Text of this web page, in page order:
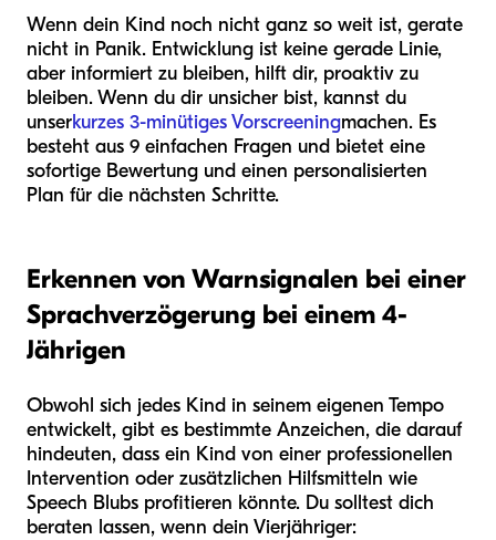
Wenn dein Kind noch nicht ganz so weit ist, gerate
nicht in Panik. Entwicklung ist keine gerade Linie,
aber informiert zu bleiben, hilft dir, proaktiv zu
bleiben. Wenn du dir unsicher bist, kannst du
unserkurzes 3-minütiges Vorscreeningmachen. Es
besteht aus 9 einfachen Fragen und bietet eine
sofortige Bewertung und einen personalisierten
Plan für die nächsten Schritte.
Erkennen von Warnsignalen bei einer
Sprachverzögerung bei einem 4-
Jährigen
Obwohl sich jedes Kind in seinem eigenen Tempo
entwickelt, gibt es bestimmte Anzeichen, die darauf
hindeuten, dass ein Kind von einer professionellen
Intervention oder zusätzlichen Hilfsmitteln wie
Speech Blubs profitieren könnte. Du solltest dich
beraten lassen, wenn dein Vierjähriger: